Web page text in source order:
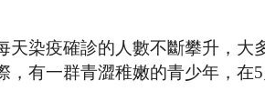
染疫確診的人數不斷攀升，大
有一群青澀稚嫩的青少年，在